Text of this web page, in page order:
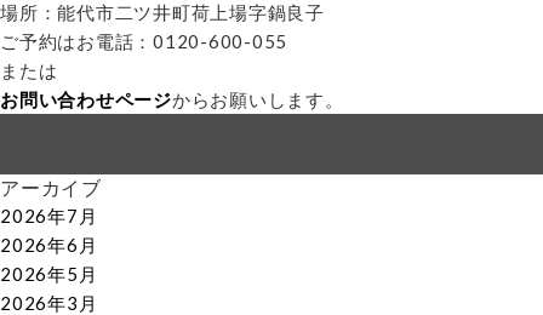
場所：能代市二ツ井町荷上場字鍋良子
ご予約はお電話：0120-600-055
または
お問い合わせページからお願いします。
アーカイブ
2026年7月
2026年6月
2026年5月
2026年3月